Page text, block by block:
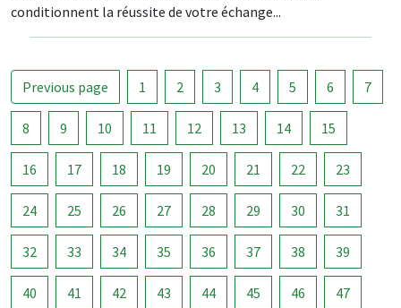
conditionnent la réussite de votre échange...
Previous page 1 2 3 4 5 6 7
8 9 10 11 12 13 14 15
16 17 18 19 20 21 22 23
24 25 26 27 28 29 30 31
32 33 34 35 36 37 38 39
40 41 42 43 44 45 46 47